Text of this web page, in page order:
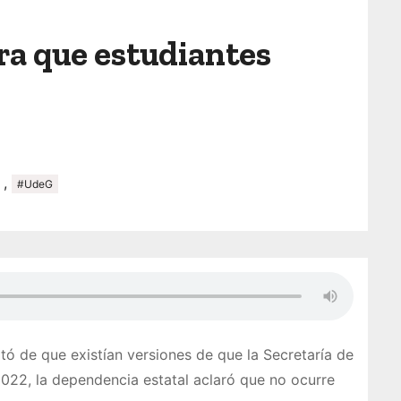
que estudiantes
, #UdeG
de que existían versiones de que la Secretaría de
la dependencia estatal aclaró que no ocurre